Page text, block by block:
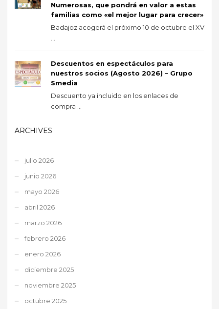
Numerosas, que pondrá en valor a estas
familias como «el mejor lugar para crecer»
Badajoz acogerá el próximo 10 de octubre el XV
Descuentos en espectáculos para
nuestros socios (Agosto 2026) – Grupo
Smedia
Descuento ya incluido en los enlaces de
compra ...
ARCHIVES
julio 2026
junio 2026
mayo 2026
abril 2026
marzo 2026
febrero 2026
enero 2026
diciembre 2025
noviembre 2025
octubre 2025